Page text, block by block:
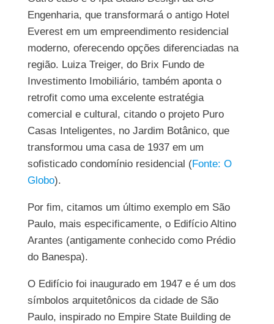
Engenharia, que transformará o antigo Hotel
Everest em um empreendimento residencial
moderno, oferecendo opções diferenciadas na
região. Luiza Treiger, do Brix Fundo de
Investimento Imobiliário, também aponta o
retrofit como uma excelente estratégia
comercial e cultural, citando o projeto Puro
Casas Inteligentes, no Jardim Botânico, que
transformou uma casa de 1937 em um
sofisticado condomínio residencial (Fonte: O
Globo).
Por fim, citamos um último exemplo em São
Paulo, mais especificamente, o Edifício Altino
Arantes (antigamente conhecido como Prédio
do Banespa).
O Edifício foi inaugurado em 1947 e é um dos
símbolos arquitetônicos da cidade de São
Paulo, inspirado no Empire State Building de